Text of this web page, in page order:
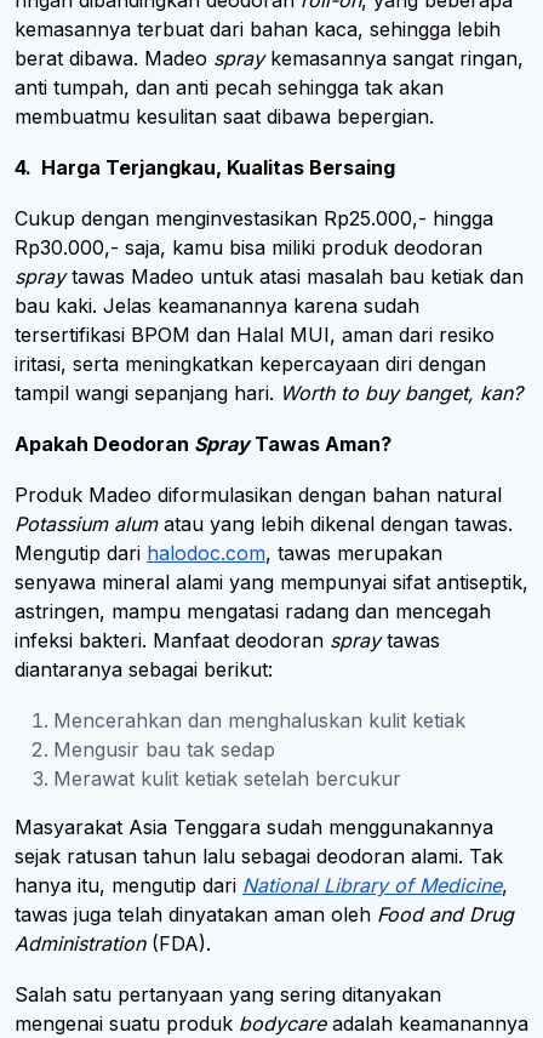
kemasannya terbuat dari bahan kaca, sehingga lebih
berat dibawa. Madeo spraykemasannya sangat ringan,
anti tumpah, dan anti pecah sehingga tak akan
membuatmu kesulitan saat dibawa bepergian.
4. Harga Terjangkau, Kualitas Bersaing
Cukup dengan menginvestasikan Rp25.000,- hingga
Rp30.000,- saja, kamu bisa miliki produk deodoran
spraytawas Madeo untuk atasi masalah bau ketiak dan
bau kaki. Jelas keamanannya karena sudah
tersertifikasi BPOM dan Halal MUI, aman dari resiko
iritasi, serta meningkatkan kepercayaan diri dengan
tampil wangi sepanjang hari. Worth to buy banget, kan?
Apakah Deodoran SprayTawas Aman?
Produk Madeo diformulasikan dengan bahan natural
Potassium alumatau yang lebih dikenal dengan tawas.
Mengutip dari halodoc.com, tawas merupakan
senyawa mineral alami yang mempunyai sifat antiseptik,
astringen, mampu mengatasi radang dan mencegah
infeksi bakteri. Manfaat deodoran spraytawas
diantaranya sebagai berikut:
Mencerahkan dan menghaluskan kulit ketiak
Mengusir bau tak sedap
Merawat kulit ketiak setelah bercukur
Masyarakat Asia Tenggara sudah menggunakannya
sejak ratusan tahun lalu sebagai deodoran alami. Tak
hanya itu, mengutip dari National Library of Medicine,
tawas juga telah dinyatakan aman oleh Food and Drug
Administration (FDA).
Salah satu pertanyaan yang sering ditanyakan
mengenai suatu produk bodycare adalah keamanannya